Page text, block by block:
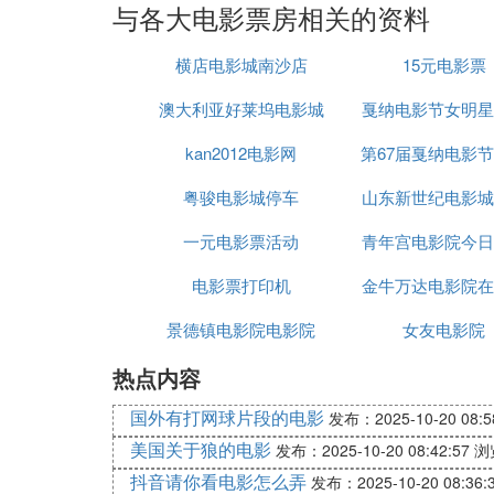
与各大电影票房相关的资料
横店电影城南沙店
15元电影票
澳大利亚好莱坞电影城
戛纳电影节女明
摔倒
kan2012电影网
第67届戛纳电影
粤骏电影城停车
山东新世纪电影
一元电影票活动
青年宫电影院今
电影票打印机
金牛万达电影院
景德镇电影院电影院
女友电影院
热点内容
国外有打网球片段的电影 发布：2025-10-20
美国关于狼的电影 发布：2025-10-20 08:42:57 浏
抖音请你看电影怎么弄 发布：2025-10-20